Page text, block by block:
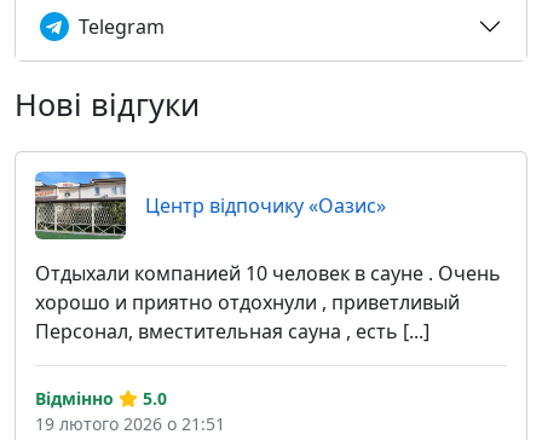
Telegram
Нові відгуки
Центр відпочику «Оазис»
Отдыхали компанией 10 человек в сауне . Очень
хорошо и приятно отдохнули , приветливый
Персонал, вместительная сауна , есть [...]
Відмінно
5.0
19 лютого 2026 о 21:51